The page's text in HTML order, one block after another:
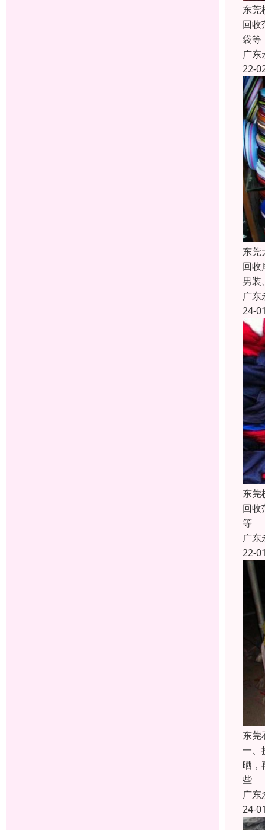
东莞
回
袋
广东
22-
东莞
回收
男装
广东
24-
东莞
回
等
广东
22-
东莞
一、
晒，
些
广东
24-